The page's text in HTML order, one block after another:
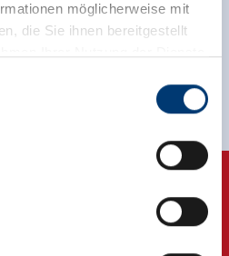
möglicherweise mit
die Sie ihnen bereitgestellt